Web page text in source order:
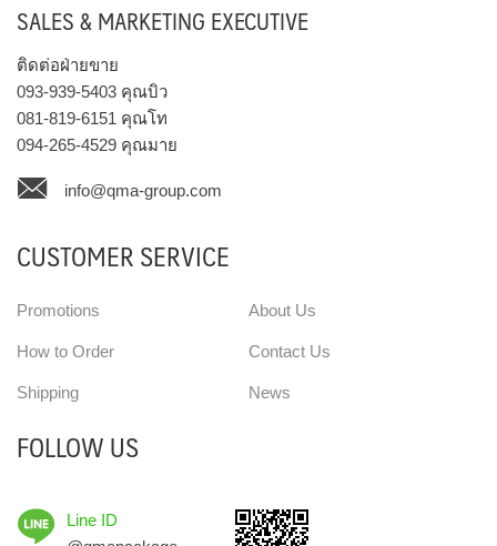
SALES & MARKETING EXECUTIVE
ติดต่อฝ่ายขาย
093-939-5403 คุณบิว
081-819-6151 คุณโท
094-265-4529 คุณมาย
info@qma-group.com
CUSTOMER SERVICE
Promotions
How to Order
Shipping
About Us
Contact Us
News
FOLLOW US
Line ID